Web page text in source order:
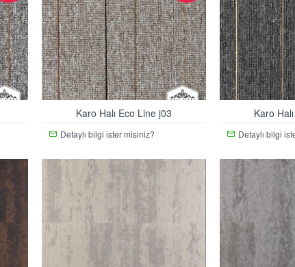
Karo Halı Eco Line j03
Detaylı bilgi ister misiniz?
Karo
Detaylı bilgi